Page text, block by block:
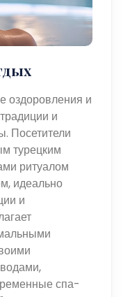
оздоровления и
и
Посетители
турецким
ритуалом
идеально
и
спа-